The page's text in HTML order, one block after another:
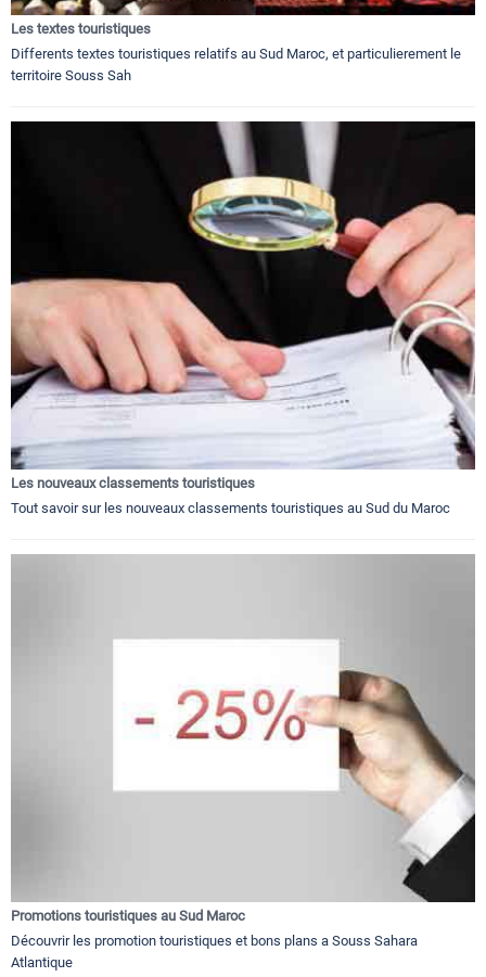
Les textes touristiques
Differents textes touristiques relatifs au Sud Maroc, et particulierement le
territoire Souss Sah
Les nouveaux classements touristiques
Tout savoir sur les nouveaux classements touristiques au Sud du Maroc
Promotions touristiques au Sud Maroc
Découvrir les promotion touristiques et bons plans a Souss Sahara
Atlantique